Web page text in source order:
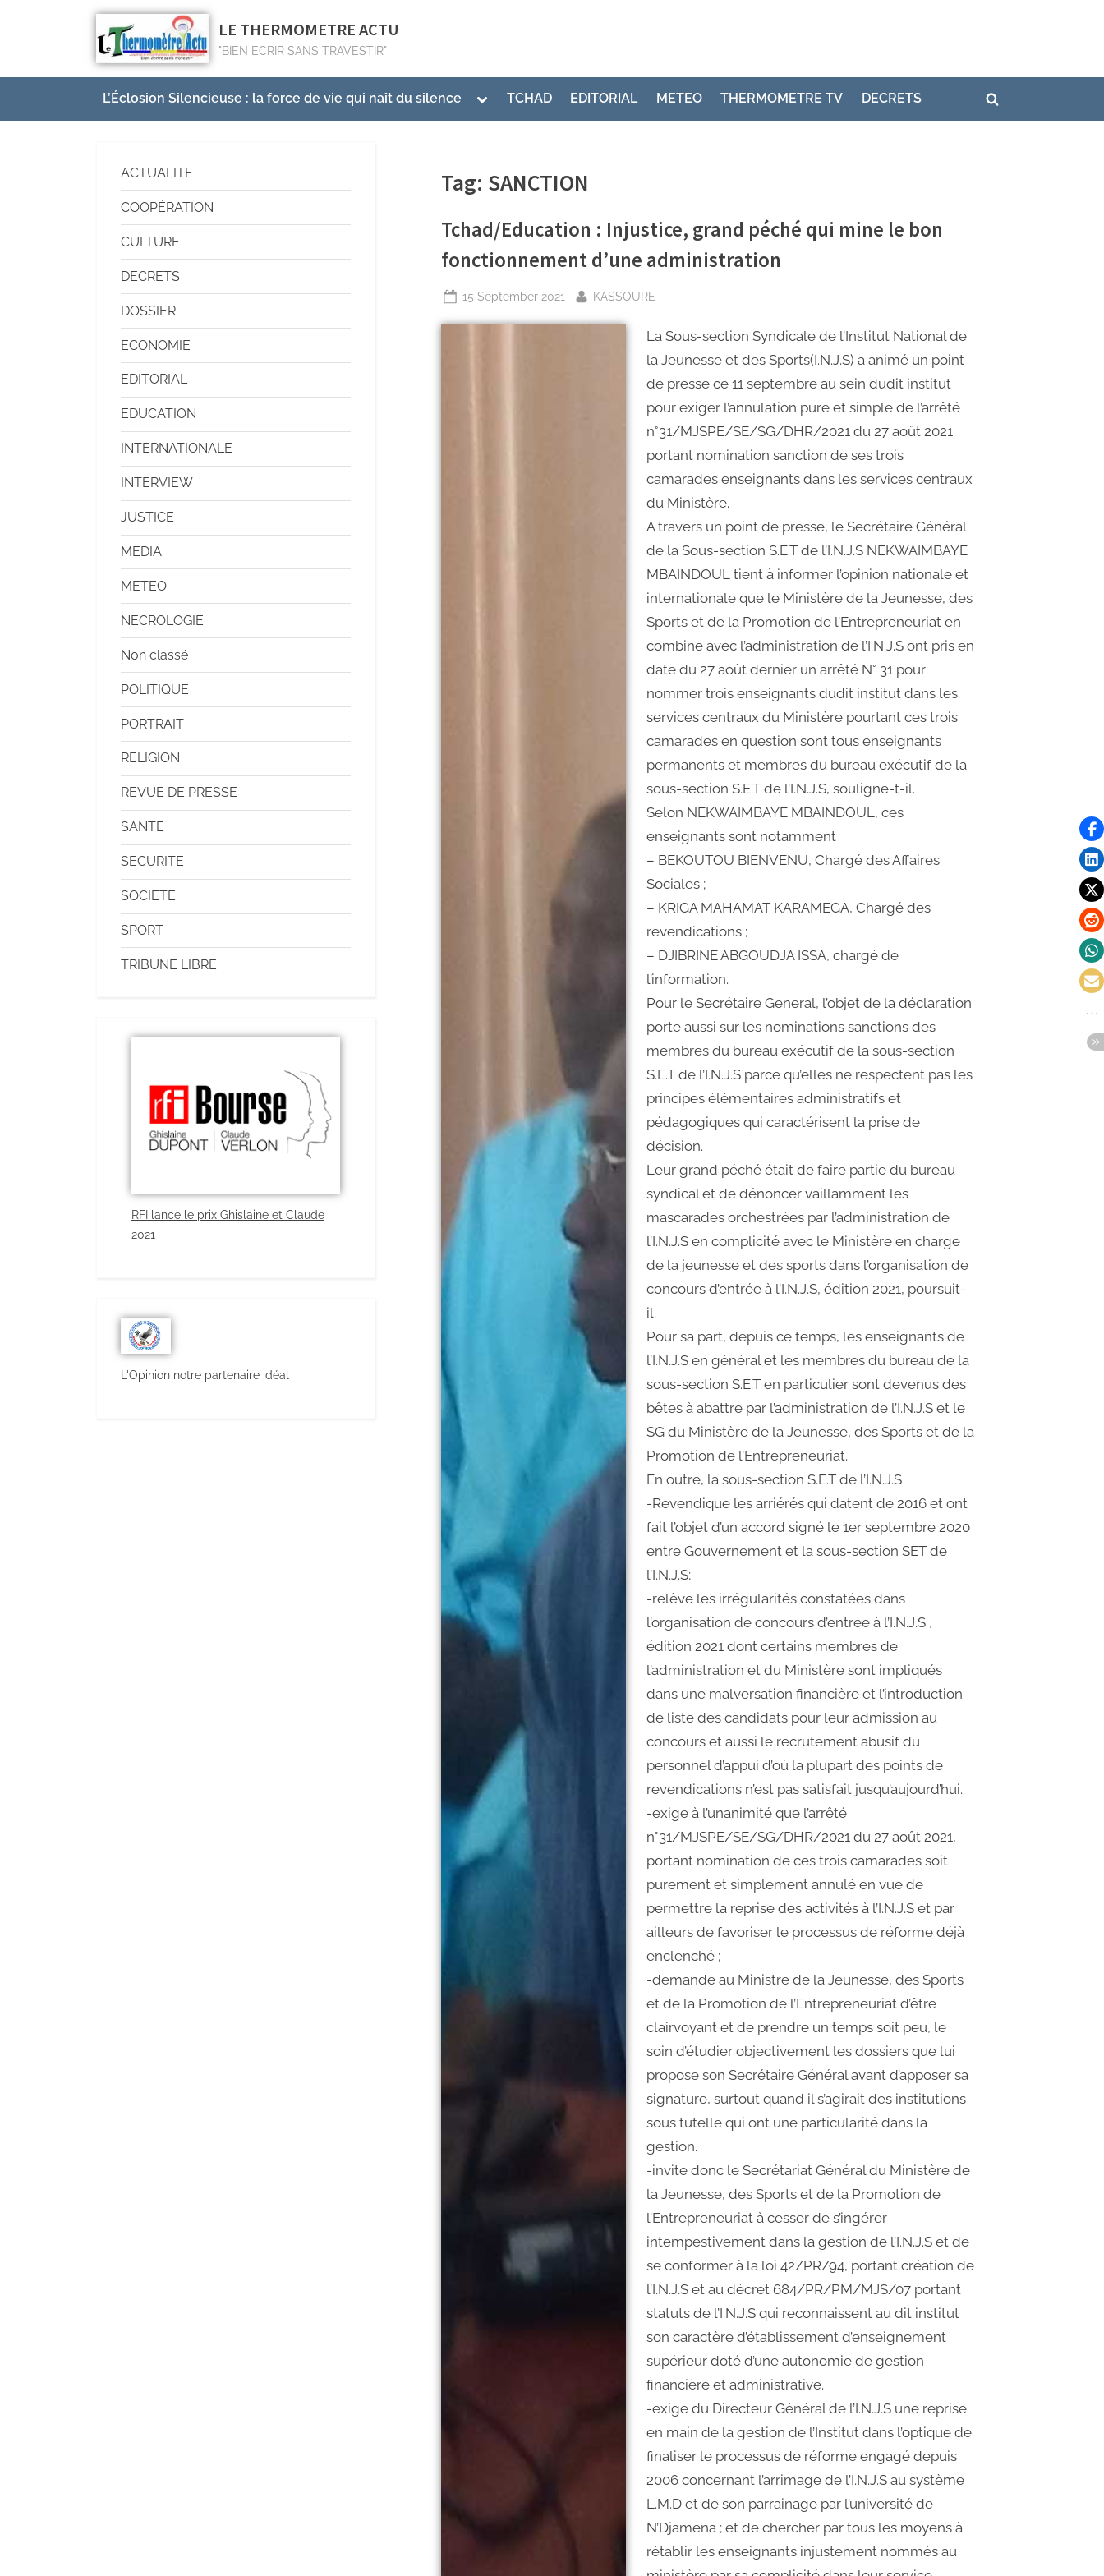
LE THERMOMETRE ACTU
"BIEN ECRIR SANS TRAVESTIR"
L’Éclosion Silencieuse : la force de vie qui naît du silence TCHAD EDITORIAL METEO THERMOMETRE TV DECRETS
Tag: SANCTION
Tchad/Education : Injustice, grand péché qui mine le bon
fonctionnement d’une administration
15 September 2021 KASSOURE
La Sous-section Syndicale de l’Institut National de
la Jeunesse et des Sports(I.N.J.S) a animé un point
de presse ce 11 septembre au sein dudit institut
pour exiger l’annulation pure et simple de l’arrêté
n°31/MJSPE/SE/SG/DHR/2021 du 27 août 2021
portant nomination sanction de ses trois
camarades enseignants dans les services centraux
du Ministère.
A travers un point de presse, le Secrétaire Général
de la Sous-section S.E.T de l’I.N.J.S NEKWAIMBAYE
MBAINDOUL tient à informer l’opinion nationale et
internationale que le Ministère de la Jeunesse, des
Sports et de la Promotion de l’Entrepreneuriat en
combine avec l’administration de l’I.N.J.S ont pris en
date du 27 août dernier un arrêté N° 31 pour
nommer trois enseignants dudit institut dans les
services centraux du Ministère pourtant ces trois
camarades en question sont tous enseignants
permanents et membres du bureau exécutif de la
sous-section S.E.T de l’I.N.J.S, souligne-t-il.
Selon NEKWAIMBAYE MBAINDOUL, ces
enseignants sont notamment
– BEKOUTOU BIENVENU, Chargé des Affaires
Sociales ;
– KRIGA MAHAMAT KARAMEGA, Chargé des
revendications ;
– DJIBRINE ABGOUDJA ISSA, chargé de
l’information.
Pour le Secrétaire General, l’objet de la déclaration
porte aussi sur les nominations sanctions des
membres du bureau exécutif de la sous-section
S.E.T de l’I.N.J.S parce qu’elles ne respectent pas les
principes élémentaires administratifs et
pédagogiques qui caractérisent la prise de
décision.
Leur grand péché était de faire partie du bureau
syndical et de dénoncer vaillamment les
mascarades orchestrées par l’administration de
l’I.N.J.S en complicité avec le Ministère en charge
de la jeunesse et des sports dans l’organisation de
concours d’entrée à l’I.N.J.S, édition 2021, poursuit-
il.
Pour sa part, depuis ce temps, les enseignants de
l’I.N.J.S en général et les membres du bureau de la
sous-section S.E.T en particulier sont devenus des
bêtes à abattre par l’administration de l’I.N.J.S et le
SG du Ministère de la Jeunesse, des Sports et de la
Promotion de l’Entrepreneuriat.
En outre, la sous-section S.E.T de l’I.N.J.S
-Revendique les arriérés qui datent de 2016 et ont
fait l’objet d’un accord signé le 1er septembre 2020
entre Gouvernement et la sous-section SET de
l’I.N.J.S;
-relève les irrégularités constatées dans
l’organisation de concours d’entrée à l’I.N.J.S ,
édition 2021 dont certains membres de
l’administration et du Ministère sont impliqués
dans une malversation financière et l’introduction
de liste des candidats pour leur admission au
concours et aussi le recrutement abusif du
personnel d’appui d’où la plupart des points de
revendications n’est pas satisfait jusqu’aujourd’hui.
-exige à l’unanimité que l’arrêté
n°31/MJSPE/SE/SG/DHR/2021 du 27 août 2021,
portant nomination de ces trois camarades soit
purement et simplement annulé en vue de
permettre la reprise des activités à l’I.N.J.S et par
ailleurs de favoriser le processus de réforme déjà
enclenché ;
-demande au Ministre de la Jeunesse, des Sports
et de la Promotion de l’Entrepreneuriat d’être
clairvoyant et de prendre un temps soit peu, le
soin d’étudier objectivement les dossiers que lui
propose son Secrétaire Général avant d’apposer sa
signature, surtout quand il s’agirait des institutions
sous tutelle qui ont une particularité dans la
gestion.
-invite donc le Secrétariat Général du Ministère de
la Jeunesse, des Sports et de la Promotion de
l’Entrepreneuriat à cesser de s’ingérer
intempestivement dans la gestion de l’I.N.J.S et de
se conformer à la loi 42/PR/94, portant création de
l’I.N.J.S et au décret 684/PR/PM/MJS/07 portant
statuts de l’I.N.J.S qui reconnaissent au dit institut
son caractère d’établissement d’enseignement
supérieur doté d’une autonomie de gestion
financière et administrative.
-exige du Directeur Général de l’I.N.J.S une reprise
en main de la gestion de l’Institut dans l’optique de
finaliser le processus de réforme engagé depuis
2006 concernant l’arrimage de l’I.N.J.S au système
L.M.D et de son parrainage par l’université de
N’Djamena ; et de chercher par tous les moyens à
rétablir les enseignants injustement nommés au
ACTUALITE
COOPÉRATION
CULTURE
DECRETS
DOSSIER
ECONOMIE
EDITORIAL
EDUCATION
INTERNATIONALE
INTERVIEW
JUSTICE
MEDIA
METEO
NECROLOGIE
Non classé
POLITIQUE
PORTRAIT
RELIGION
REVUE DE PRESSE
SANTE
SECURITE
SOCIETE
SPORT
TRIBUNE LIBRE
RFI lance le prix Ghislaine et Claude
2021
L'Opinion notre partenaire idéal